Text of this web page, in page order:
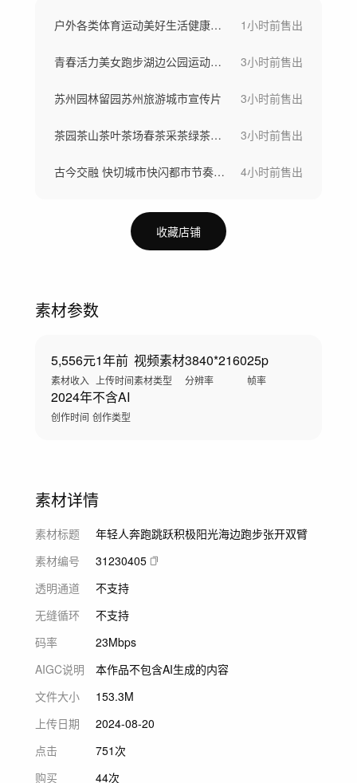
户外各类体育运动美好生活健康生活城市宣传 1小时前售出
青春活力美女跑步湖边公园运动瑜伽健身运动 3小时前售出
苏州园林留园苏州旅游城市宣传片 3小时前售出
茶园茶山茶叶茶场春茶采茶绿茶龙井茶明前茶 3小时前售出
古今交融 快切城市快闪都市节奏 人文生活 4小时前售出
收藏店铺
素材参数
5,556元
素材收入
1年前
上传时间
视频素材
素材类型
3840*2160
分辨率
25p
帧率
2024年
创作时间
不含AI
创作类型
素材详情
素材标题
年轻人奔跑跳跃积极阳光海边跑步张开双臂
素材编号
31230405
透明通道
不支持
无缝循环
不支持
码率
23Mbps
AIGC说明
本作品不包含AI生成的内容
文件大小
153.3M
上传日期
2024-08-20
点击
751次
购买
44次